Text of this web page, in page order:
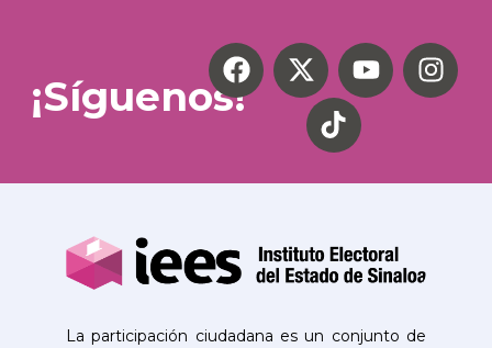
¡Síguenos!
La participación ciudadana es un conjunto de